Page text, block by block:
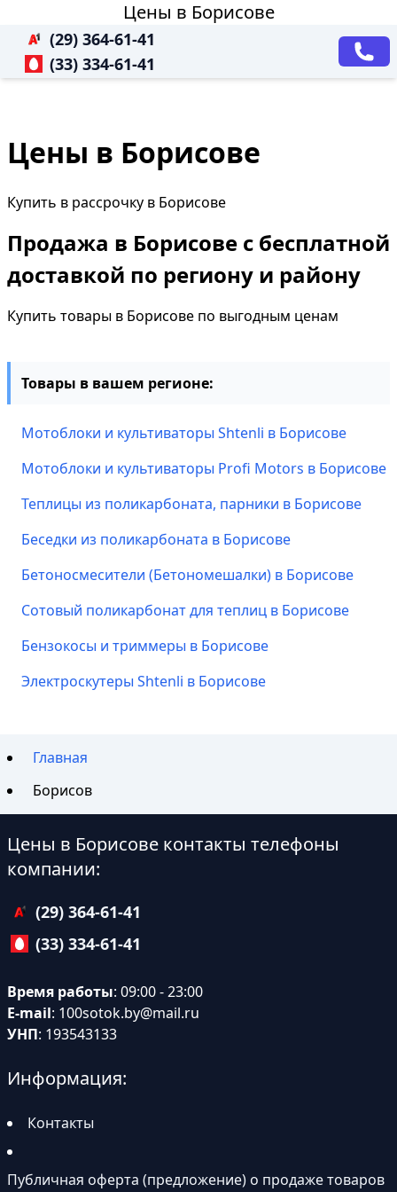
Цены в Борисове
(29) 364-61-41
(33) 334-61-41
Цены в Борисове
Купить в рассрочку в Борисове
Продажа в Борисове с бесплатной
доставкой по региону и району
Купить товары в Борисове по выгодным ценам
Товары в вашем регионе:
Мотоблоки и культиваторы Shtenli в Борисове
Мотоблоки и культиваторы Profi Motors в Борисове
Теплицы из поликарбоната, парники в Борисове
Беседки из поликарбоната в Борисове
Бетоносмесители (Бетономешалки) в Борисове
Сотовый поликарбонат для теплиц в Борисове
Бензокосы и триммеры в Борисове
Электроскутеры Shtenli в Борисове
Главная
Борисов
Цены в Борисове контакты телефоны
компании:
(29) 364-61-41
(33) 334-61-41
Время работы: 09:00 - 23:00
E-mail: 100sotok.by@mail.ru
УНП: 193543133
Информация:
Контакты
Публичная оферта (предложение) о продаже товаров